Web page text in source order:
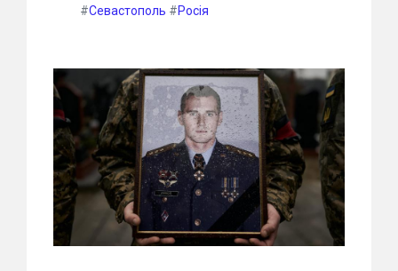
#Севастополь #Росія